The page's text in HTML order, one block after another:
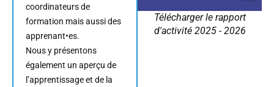
coordinateurs de
formation mais aussi des
apprenant•es.
Nous y présentons
également un aperçu de
l’apprentissage et de la
Télécharger le rapport
d'activité 2025 - 2026